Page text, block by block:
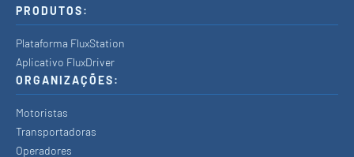
PRODUTOS:
Plataforma FluxStation
Aplicativo FluxDriver
ORGANIZAÇÕES:
Motoristas
Transportadoras
Operadores